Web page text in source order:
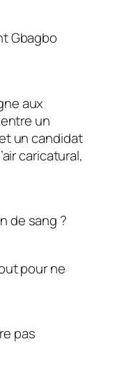
Gbagbo
aux
un
un candidat
caricatural,
de sang ?
pour ne
pas